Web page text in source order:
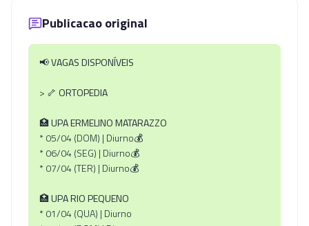
Publicacao original
📢VAGAS DISPONÍVEIS
> 🦴 ORTOPEDIA
🏥UPA ERMELINO MATARAZZO
* 05/04 (DOM) | Diurno💰
* 06/04 (SEG) | Diurno💰
* 07/04 (TER) | Diurno💰
🏥UPA RIO PEQUENO
* 01/04 (QUA) | Diurno